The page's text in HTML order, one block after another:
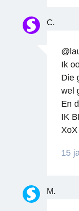
C.
Ik
Die
wel
En
IK
XoX
15
M.